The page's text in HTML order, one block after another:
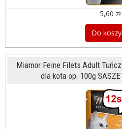
5,60 zł
Do
Miamor Feine Filets Adult
dla kota op. 100g